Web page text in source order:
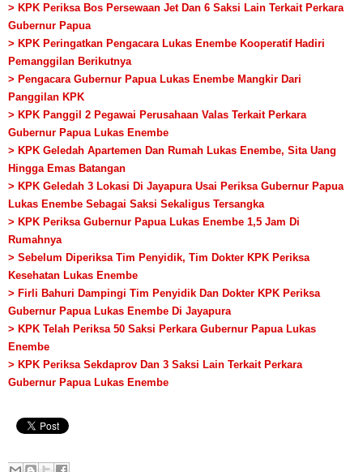
> KPK Periksa Bos Persewaan Jet Dan 6 Saksi Lain Terkait Perkara
Gubernur Papua
> KPK Peringatkan Pengacara Lukas Enembe Kooperatif Hadiri
Pemanggilan Berikutnya
> Pengacara Gubernur Papua Lukas Enembe Mangkir Dari
Panggilan KPK
> KPK Panggil 2 Pegawai Perusahaan Valas Terkait Perkara
Gubernur Papua Lukas Enembe
> KPK Geledah Apartemen Dan Rumah Lukas Enembe, Sita Uang
Hingga Emas Batangan
> KPK Geledah 3 Lokasi Di Jayapura Usai Periksa Gubernur Papua
Lukas Enembe Sebagai Saksi Sekaligus Tersangka
> KPK Periksa Gubernur Papua Lukas Enembe 1,5 Jam Di
Rumahnya
> Sebelum Diperiksa Tim Penyidik, Tim Dokter KPK Periksa
Kesehatan Lukas Enembe
> Firli Bahuri Dampingi Tim Penyidik Dan Dokter KPK Periksa
Gubernur Papua Lukas Enembe Di Jayapura
> KPK Telah Periksa 50 Saksi Perkara Gubernur Papua Lukas
Enembe
> KPK Periksa Sekdaprov Dan 3 Saksi Lain Terkait Perkara
Gubernur Papua Lukas Enembe